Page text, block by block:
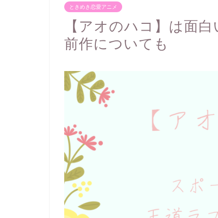
ときめき恋愛アニメ
【アオのハコ】は面
前作についても